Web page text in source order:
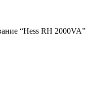
“Hess RH 2000VA”